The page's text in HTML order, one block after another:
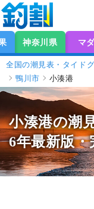
神奈川県 マ
全国の潮見表・タイド
鴨川市
小湊港
小湊港の潮
6年最新版・